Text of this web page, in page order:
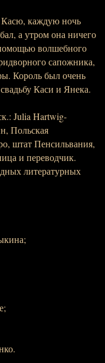
Касю, каждую ночь
а утром она ничего
волшебного
сапожника,
Король был очень
Каси и Янека.
Julia Hartwig-
Польская
штат Пенсильвания,
и переводчик.
литературных